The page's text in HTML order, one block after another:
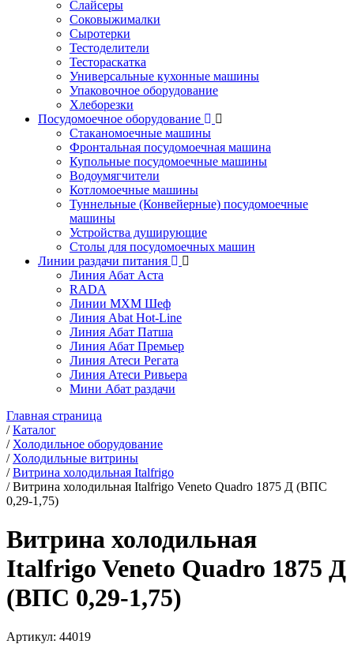
Слайсеры
Соковыжималки
Сыротерки
Тестоделители
Тестораскатка
Универсальные кухонные машины
Упаковочное оборудование
Хлеборезки
Посудомоечное оборудование
Стаканомоечные машины
Фронтальная посудомоечная машина
Купольные посудомоечные машины
Водоумягчители
Котломоечные машины
Туннельные (Конвейерные) посудомоечные
машины
Устройства душирующие
Столы для посудомоечных машин
Линии раздачи питания
Линия Абат Аста
RADA
Линии МХМ Шеф
Линия Abat Hot-Line
Линия Абат Патша
Линия Абат Премьер
Линия Атеси Регата
Линия Атеси Ривьера
Мини Абат раздачи
Главная страница
/Каталог
/ Холодильное оборудование
/ Холодильные витрины
/Витрина холодильная Italfrigo
/Витрина холодильная Italfrigo Veneto Quadro 1875 Д (ВПC
0,29-1,75)
Витрина холодильная
Italfrigo Veneto Quadro 1875 Д
(ВПC 0,29-1,75)
Артикул: 44019